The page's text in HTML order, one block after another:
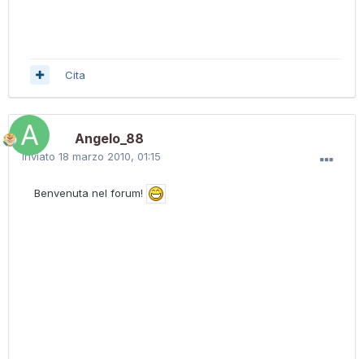
Cita
Angelo_88
Inviato 18 marzo 2010, 01:15
Benvenuta nel forum!